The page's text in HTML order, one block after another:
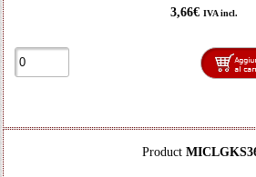
3,66€ IVA incl.
Product